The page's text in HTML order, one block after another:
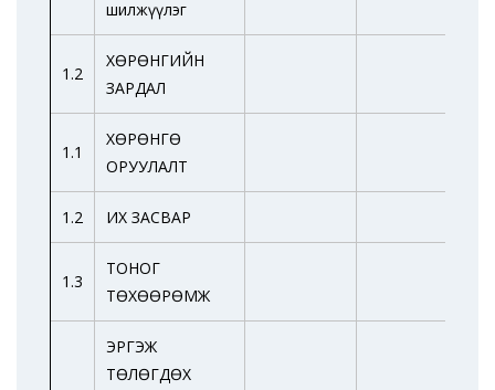
шилжүүлэг
1.2
ХӨРӨНГИЙН
ЗАРДАЛ
1.1
ХӨРӨНГӨ
ОРУУЛАЛТ
1.2 ИХ ЗАСВАР
1.3
ТОНОГ
ТӨХӨӨРӨМЖ
ЭРГЭЖ
ТӨЛӨГДӨХ